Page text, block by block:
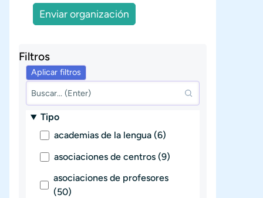
Enviar organización
Filtros
Tipo
academias de la lengua (6)
asociaciones de centros (9)
asociaciones de profesores
(50)